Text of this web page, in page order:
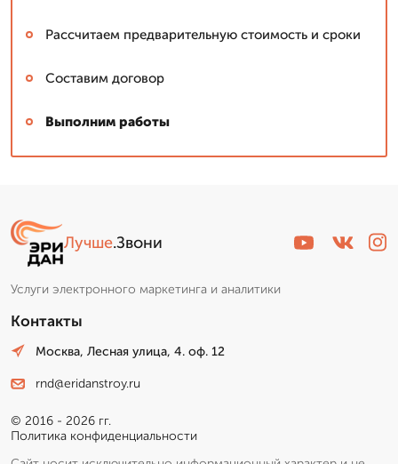
Рассчитаем предварительную стоимость и сроки
Составим договор
Выполним работы
Лучше.Звони
Услуги электронного маркетинга и аналитики
Контакты
Москва, Лесная улица, 4. оф. 12
rnd@eridanstroy.ru
© 2016 - 2026 гг.
Политика конфиденциальности